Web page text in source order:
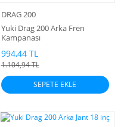
DRAG 200
Yuki Drag 200 Arka Fren
Kampanası
994,44 TL
1.104,94 TL
SEPETE EKLE